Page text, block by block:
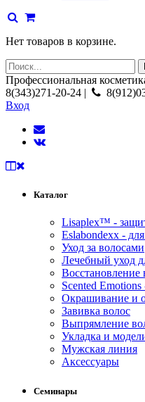
Нет товаров в корзине.
Профессиональная
8(343)271-20-24 |
Вход
Каталог
Lisaplex™ -
Eslabondexx -
Уход за волосами
Лечебный уход
Восстановление
Scented
Окрашивание и
Завивка волос
Выпрямление
Укладка и
Мужская линия
Аксессуары
Семинары